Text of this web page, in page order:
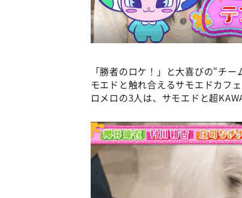
「勝者のロケ！」と大喜びの“チ
モエドと触れ合えるサモエドカフ
ロメロの3人は、サモエドと超